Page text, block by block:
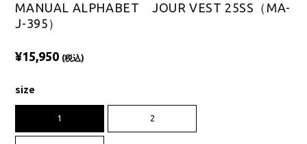
MANUAL ALPHABET JOUR VEST 25SS（MA-
J-395）
¥15,950 (税込)
size
1 2